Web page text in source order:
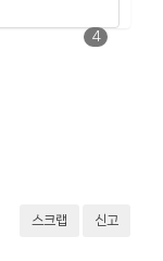
4
스크랩 신고